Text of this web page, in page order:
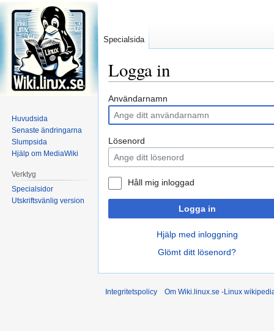
Logga in
Hoppa
till
navigering
Hoppa
till
sök
Användarnamn
Lösenord
Håll mig inloggad
Logga in
Hjälp med inloggning
Glömt ditt lösenord?
Specialsida
Huvudsida
Senaste ändringarna
Slumpsida
Hjälp om MediaWiki
Verktyg
Specialsidor
Utskriftsvänlig version
Integritetspolicy Om Wiki.linux.se -Linux